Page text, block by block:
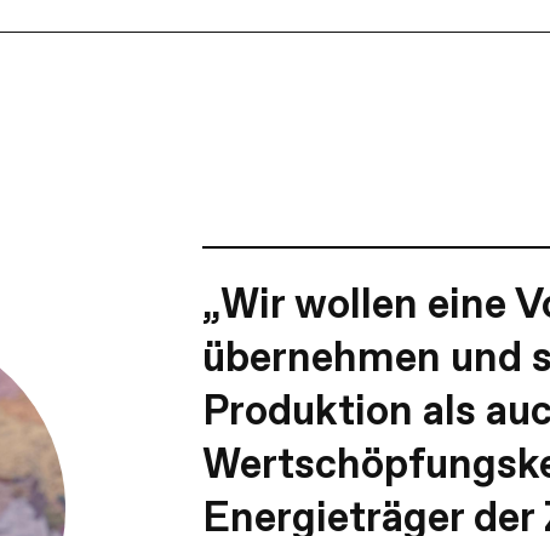
„Wir wollen eine
übernehmen und
Produktion als
Energieträger der